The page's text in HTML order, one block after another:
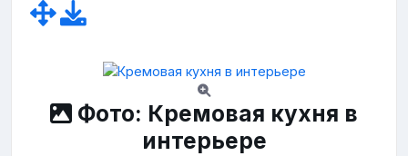
Фото: Кремовая кухня в
интерьере